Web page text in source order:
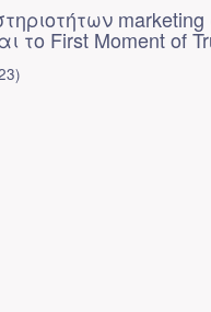
marketing
το First Moment of
)